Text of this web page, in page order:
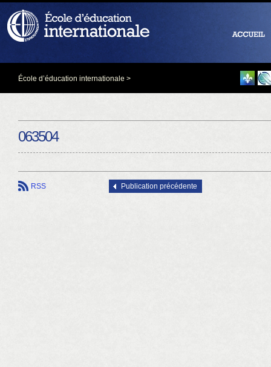
École d’éducation internationale >
063504
RSS Publication précédente